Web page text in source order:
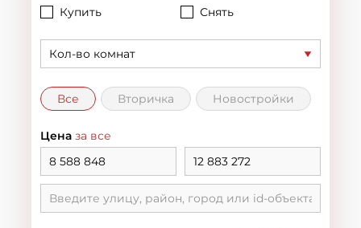
Купить Снять
Кол-во комнат
Все Вторичка Новостройки
Цена за все